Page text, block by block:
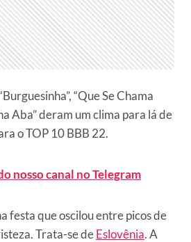
“Que Se Chama
Aba” deram um clima para lá de
o TOP 10 BBB 22.
nosso canal no Telegram
festa que oscilou entre picos de
Trata-se deEslovênia. A